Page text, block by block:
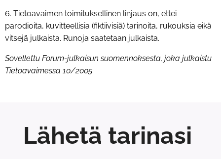
6. Tietoavaimen toimituksellinen linjaus on, ettei
parodioita, kuvitteellisia (fiktiivisiä) tarinoita, rukouksia eikä
vitsejä julkaista. Runoja saatetaan julkaista.
Sovellettu Forum-julkaisun suomennoksesta, joka julkaistu
Tietoavaimessa 10/2005
Lähetä tarinasi